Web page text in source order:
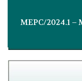
MEPC/2024.1 –